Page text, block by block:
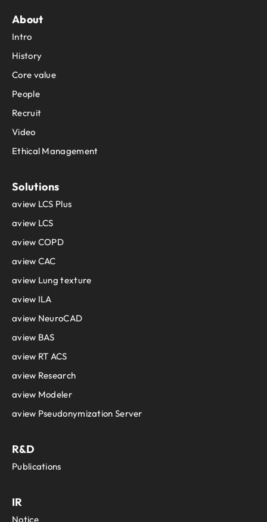
About
Intro
History
Core value
People
Recruit
Video
Ethical Management
Solutions
aview LCS Plus
aview LCS
aview COPD
aview CAC
aview Lung texture
aview ILA
aview NeuroCAD
aview BAS
aview RT ACS
aview Research
aview Modeler
aview Pseudonymization Server
R&D
Publications
IR
Notice